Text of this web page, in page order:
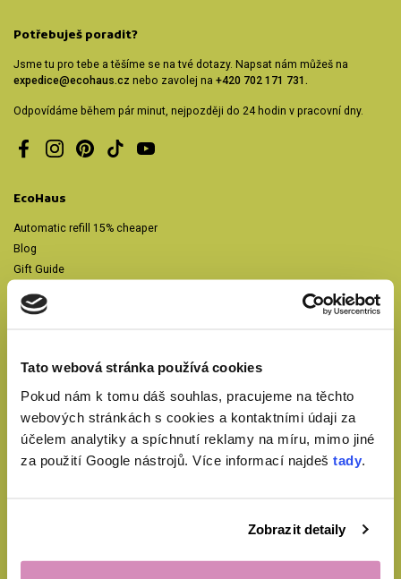
Tato webová stránka používá cookies
Pokud nám k tomu dáš souhlas, pracujeme na těchto
webových stránkách s cookies a kontaktními údaji za
účelem analytiky a spíchnutí reklamy na míru, mimo jiné
za použití Google nástrojů. Více informací najdeš tady
Zobrazit detaily
Potřebuješ poradit?
Jsme tu pro tebe a těšíme se na tvé dotazy. Napsat nám můžeš na
expedice@ecohaus.cz nebo zavolej na +420 702 171 731.
Odpovídáme během pár minut, nejpozději do 24 hodin v pracovní dny.
FacebookInstagramPinterestTikTokYouTube
EcoHaus
Automatic refill 15% cheaper
Blog
Gift Guide
Corporate gifts supporting employment of disabled persons
Press kit - media & influencers
Frequently Asked Questions
Klub testovatelů EcoHaus
Blog